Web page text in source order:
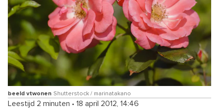
beeld vtwonen Shutterstock / marinatakano
Leestijd 2 minuten • 18 april 2012, 14:46